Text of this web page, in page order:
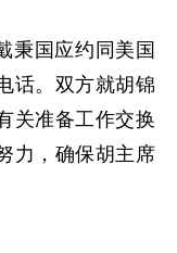
国应约同美国
话。双方就胡锦
关准备工作交换
力，确保胡主席